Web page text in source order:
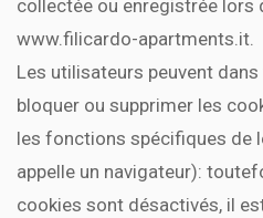
collectée ou enregistrée lors
www.filicardo-apartments.it.
Les utilisateurs peuvent
bloquer ou supprimer les
les fonctions spécifiques de
appelle un navigateur):
cookies sont désactivés, il